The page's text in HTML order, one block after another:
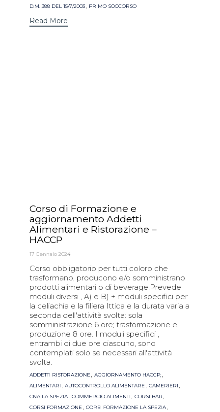
D.M. 388 DEL 15/7/2003, PRIMO SOCCORSO
Read More
Corso di Formazione e
aggiornamento Addetti
Alimentari e Ristorazione –
HACCP
17 Gennaio 2024
Corso obbligatorio per tutti coloro che
trasformano, producono e/o somministrano
prodotti alimentari o di beverage.Prevede
moduli diversi , A) e B) + moduli specifici per
la celiachia e la filiera Ittica e la durata varia a
seconda dell'attività svolta: sola
somministrazione 6 ore; trasformazione e
produzione 8 ore. I moduli specifici ,
entrambi di due ore ciascuno, sono
contemplati solo se necessari all'attività
svolta.
Tags
ADDETTI RISTORAZIONE , AGGIORNAMENTO HACCP;,
ALIMENTARI , AUTOCONTROLLO ALIMENTARE , CAMERIERI ,
CNA LA SPEZIA, COMMERCIO ALIMENTI , CORSI BAR ,
CORSI FORMAZIONE , CORSI FORMAZIONE LA SPEZIA,